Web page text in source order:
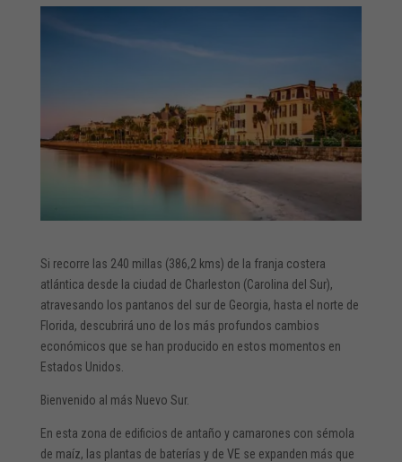
Si recorre las 240 millas (386,2 kms) de la franja costera
atlántica desde la ciudad de Charleston (Carolina del Sur),
atravesando los pantanos del sur de Georgia, hasta el norte de
Florida, descubrirá uno de los más profundos cambios
económicos que se han producido en estos momentos en
Estados Unidos.
Bienvenido al más Nuevo Sur.
En esta zona de edificios de antaño y camarones con sémola
de maíz, las plantas de baterías y de VE se expanden más que